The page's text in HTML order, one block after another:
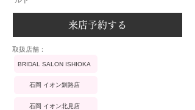
来店予約する
​取扱店舗：
BRIDAL SALON ISHIOKA
石岡 イオン釧路店
石岡 イオン北見店